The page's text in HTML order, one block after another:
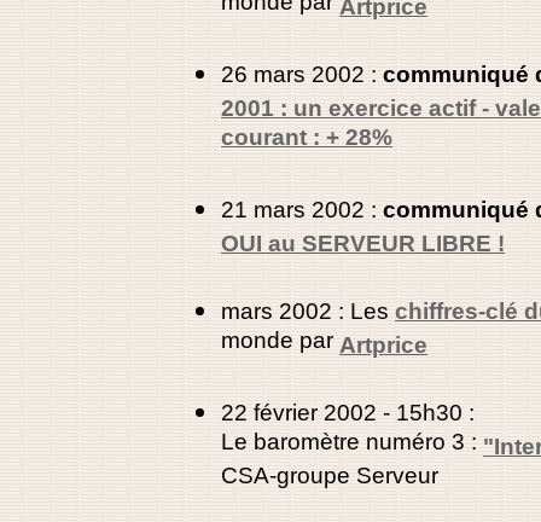
Artprice
26 mars 2002 : communiqué
2001 : un exercice actif -
courant : + 28%
21 mars 2002 : communiqué
OUI au SERVEUR LIBRE !
mars 2002 : Les chiffres-clé
monde par Artprice
22 février 2002 - 15h30 :
Le baromètre numéro 3 :
CSA-groupe Serveur